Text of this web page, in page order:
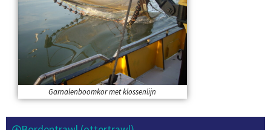
Garnalenboomkor met klossenlijn